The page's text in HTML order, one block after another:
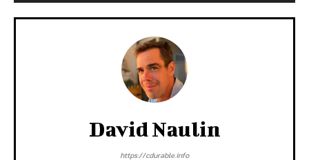
David Naulin
https://cdurable.info